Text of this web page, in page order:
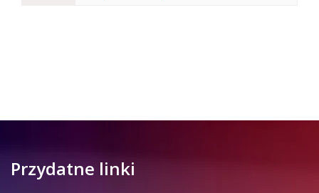
Przydatne linki